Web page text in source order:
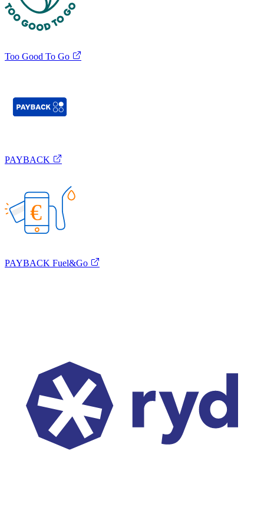
Too Good To Go
PAYBACK
€
PAYBACK Fuel&Go